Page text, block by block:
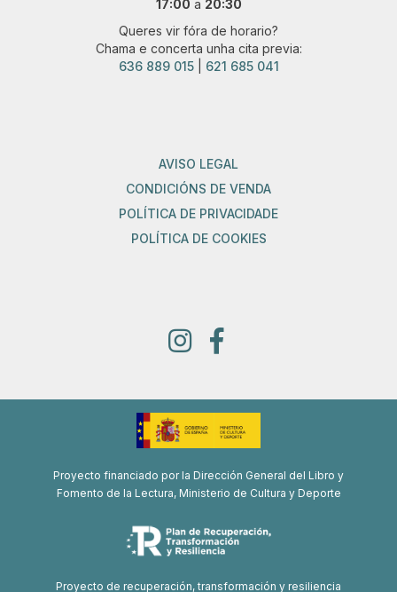
17:00 a 20:30
Queres vir fóra de horario?
Chama e concerta unha cita previa:
636 889 015| 621 685 041
AVISO LEGAL
CONDICIÓNS DE VENDA
POLÍTICA DE PRIVACIDADE
POLÍTICA DE COOKIES
Proyecto financiado por la Dirección General del Libro y
Fomento de la Lectura, Ministerio de Cultura y Deporte
Proyecto de recuperación, transformación y resiliencia